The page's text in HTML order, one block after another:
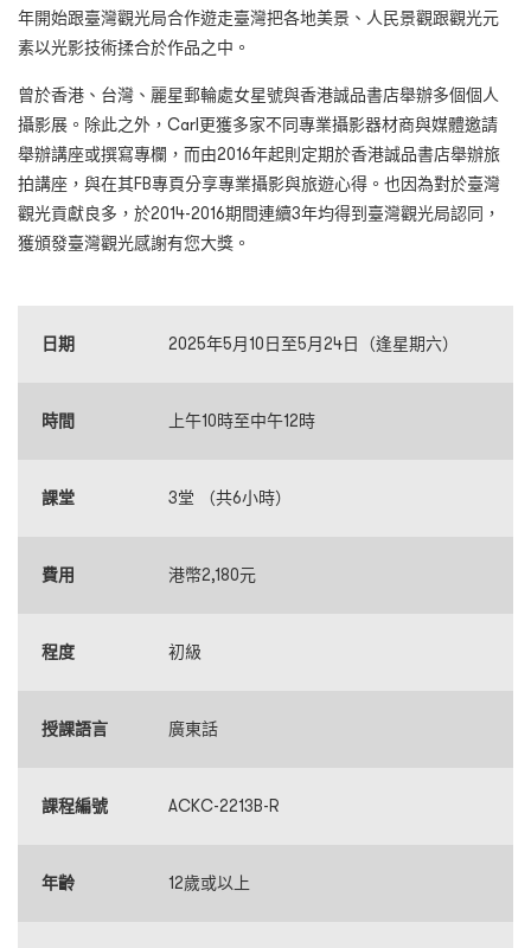
年開始跟臺灣觀光局合作遊走臺灣把各地美景、人民景觀跟觀光元
素以光影技術揉合於作品之中。
曾於香港、台灣、麗星郵輪處女星號與香港誠品書店舉辦多個個人
攝影展。除此之外，Carl更獲多家不同專業攝影器材商與媒體邀請
舉辦講座或撰寫專欄，而由2016年起則定期於香港誠品書店舉辦旅
拍講座，與在其FB專頁分享專業攝影與旅遊心得。也因為對於臺灣
觀光貢獻良多，於2014-2016期間連續3年均得到臺灣觀光局認同，
獲頒發臺灣觀光感謝有您大獎。
日期 2025年5月10日至5月24日（逢星期六）
時間 上午10時至中午12時
課堂 3堂 （共6小時）
費用 港幣2,180元
程度 初級
授課語言 廣東話
課程編號 ACKC-2213B-R
年齡 12歲或以上